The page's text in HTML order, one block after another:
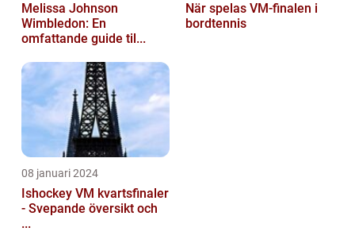
Melissa Johnson
Wimbledon: En
omfattande guide til...
När spelas VM-finalen i
bordtennis
08 januari 2024
Ishockey VM kvartsfinaler
- Svepande översikt och
...